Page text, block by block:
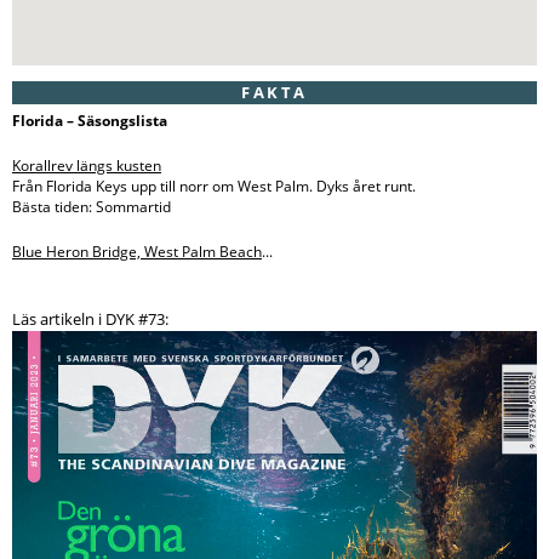
FAKTA
Florida – Säsongslista
Korallrev längs kusten
Från Florida Keys upp till norr om West Palm. Dyks året runt.
Bästa tiden: Sommartid
Blue Heron Bridge, West Palm Beach...
Läs artikeln i DYK #73: